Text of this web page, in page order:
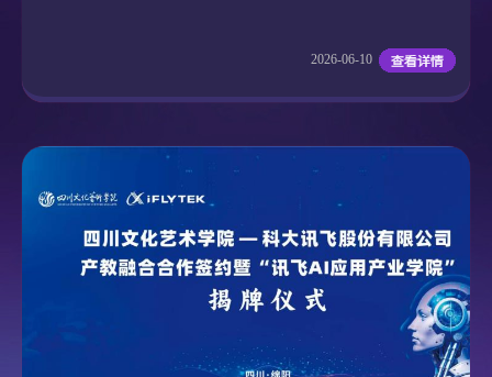
2026-06-10